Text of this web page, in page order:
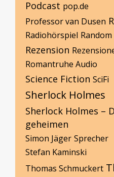
Podcast pop.de
Professor van Dusen
Radiohörspiel
Rezension
Romantruhe Audio
Science Fiction SciFi
Sherlock Holmes
Sherlock Holmes –
geheimen
Simon Jäger Sprecher
Stefan Kaminski
Thomas Schmuckert